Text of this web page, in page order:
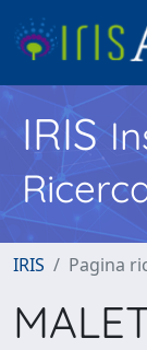
IRIS
IRIS Pagina